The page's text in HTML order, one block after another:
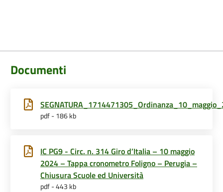
Documenti
pdf - 186 kb
IC PG9 - Circ. n. 314 Giro d’Italia – 10 maggio
2024 – Tappa cronometro Foligno – Perugia –
Chiusura Scuole ed Università
pdf - 443 kb